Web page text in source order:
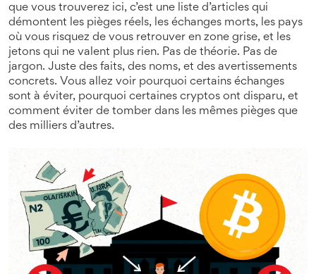
que vous trouverez ici, c’est une liste d’articles qui
démontent les pièges réels, les échanges morts, les pays
où vous risquez de vous retrouver en zone grise, et les
jetons qui ne valent plus rien. Pas de théorie. Pas de
jargon. Juste des faits, des noms, et des avertissements
concrets. Vous allez voir pourquoi certains échanges
sont à éviter, pourquoi certaines cryptos ont disparu, et
comment éviter de tomber dans les mêmes pièges que
des milliers d’autres.